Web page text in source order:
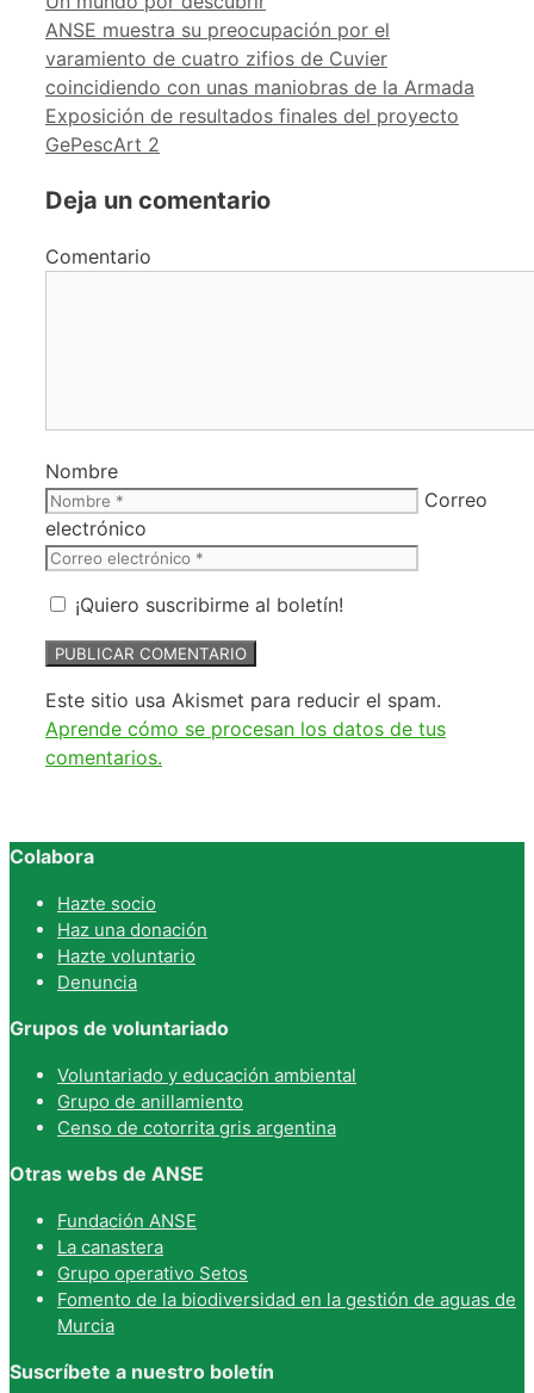
ANSE muestra su preocupación por el
varamiento de cuatro zifios de Cuvier
coincidiendo con unas maniobras de la Armada
Exposición de resultados finales del proyecto
GePescArt 2
Deja un comentario
Comentario
Nombre
Correo
electrónico
¡Quiero suscribirme al boletín!
Este sitio usa Akismet para reducir el spam.
Aprende cómo se procesan los datos de tus
comentarios.
Colabora
Hazte socio
Haz una donación
Hazte voluntario
Denuncia
Grupos de voluntariado
Voluntariado y educación ambiental
Grupo de anillamiento
Censo de cotorrita gris argentina
Otras webs de ANSE
Fundación ANSE
La canastera
Grupo operativo Setos
Fomento de la biodiversidad en la gestión de aguas de
Murcia
Suscríbete a nuestro boletín